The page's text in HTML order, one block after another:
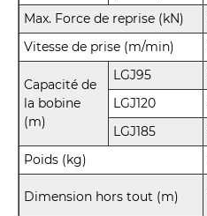
Max. Force de reprise (kN)
Vitesse de prise (m/min)
Capacité de
la bobine
(m)
LGJ95
LGJ120
LGJ185
Poids (kg)
Dimension hors tout (m)